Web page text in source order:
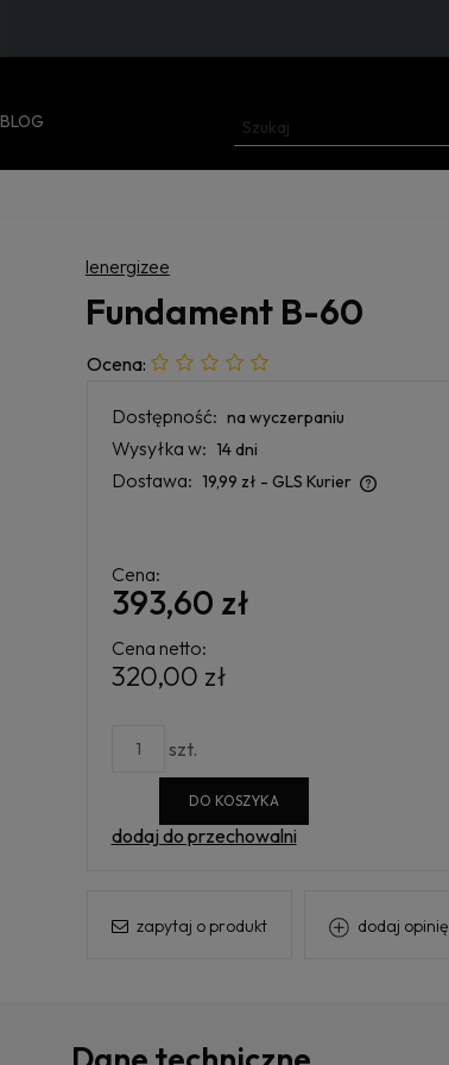
BLOG
lenergizee
Fundament B-60
Ocena:
Dostępność: na wyczerpaniu
Wysyłka w: 14 dni
Dostawa: 19,99 zł - GLS Kurier
Cena:
393,60 zł
Cena netto:
320,00 zł
szt.
DO KOSZYKA
dodaj do przechowalni
zapytaj o produkt dodaj opinię